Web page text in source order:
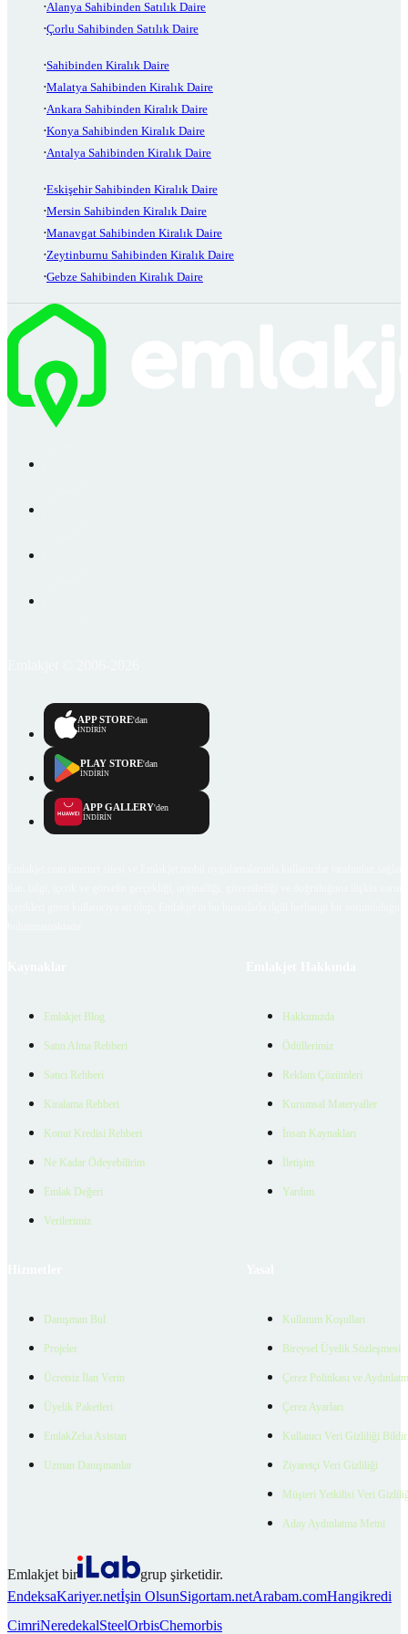
Alanya Sahibinden Satılık Daire
Çorlu Sahibinden Satılık Daire
Sahibinden Kiralık Daire
Malatya Sahibinden Kiralık Daire
Ankara Sahibinden Kiralık Daire
Konya Sahibinden Kiralık Daire
Antalya Sahibinden Kiralık Daire
Eskişehir Sahibinden Kiralık Daire
Mersin Sahibinden Kiralık Daire
Manavgat Sahibinden Kiralık Daire
Zeytinburnu Sahibinden Kiralık Daire
Gebze Sahibinden Kiralık Daire
APP STORE'dan
İNDİRİN
PLAY STORE'dan
İNDİRİN
APP GALLERY'den
İNDİRİN
Emlakjet Blog
Satın Alma Rehberi
Satıcı Rehberi
Kiralama Rehberi
Konut Kredisi Rehberi
Ne Kadar Ödeyebilirim
Emlak Değeri
Verilerimiz
Hakkımızda
Ödüllerimiz
Reklam Çözümleri
Kurumsal Materyaller
İnsan Kaynakları
İletişim
Yardım
Danışman Bul
Projeler
Ücretsiz İlan Verin
Üyelik Paketleri
EmlakZeka Asistan
Uzman Danışmanlar
Kullanım Koşulları
Bireysel Üyelik Sözleşmesi
Çerez Politikası ve
Çerez Ayarları
Kullanıcı Veri Gizliliği
Ziyaretçi Veri Gizliliği
Müşteri Yetkilisi Veri
Aday Aydınlatma Metni
Emlakjet bir
grup şirketidir.
EndeksaKariyer.netİşin OlsunSigortam.netArabam.comHangikredi
CimriNeredekalSteelOrbisChemorbis